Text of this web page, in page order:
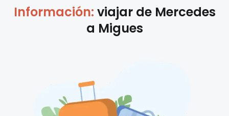
Información: viajar de Mercedes
a Migues